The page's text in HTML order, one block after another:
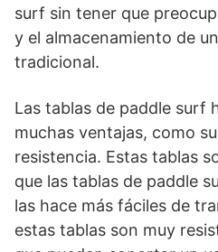
surf sin tener que
y el almacenamiento de
tradicional.
Las tablas de paddle surf
muchas ventajas, como
resistencia. Estas tablas
que las tablas de paddle
las hace más fáciles de
estas tablas son muy